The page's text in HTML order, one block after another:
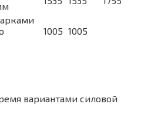
1005 1005
вариантами силовой